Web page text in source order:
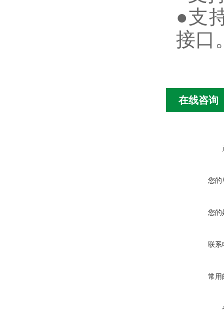
●支
接口
在线咨询
您的
您的
联系
常用